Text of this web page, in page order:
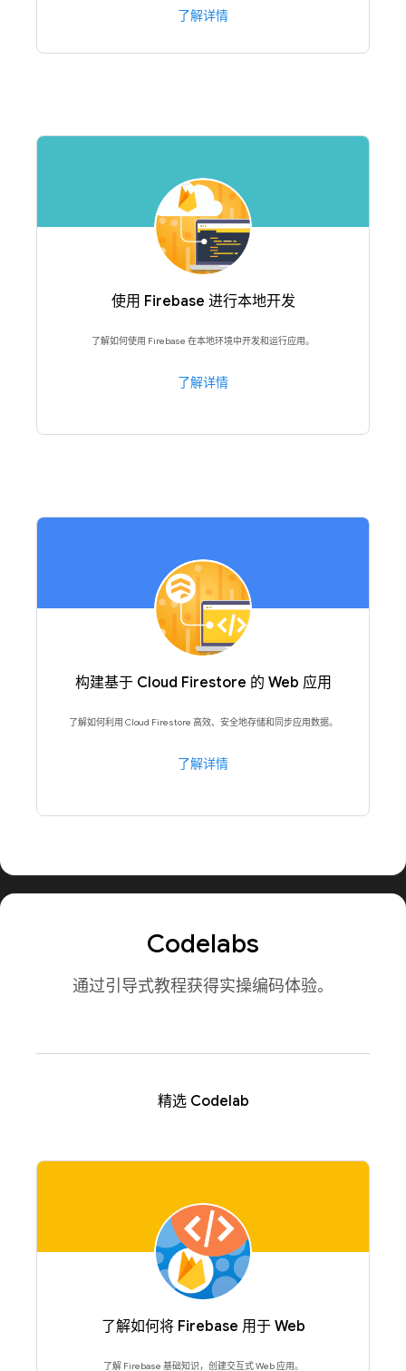
了解详情
使用 Firebase 进行本地开发
了解如何使用 Firebase 在本地环境中开发和运行应用。
了解详情
构建基于 Cloud Firestore 的 Web 应用
了解如何利用 Cloud Firestore 高效、安全地存储和同步应用数据。
了解详情
Codelabs
通过引导式教程获得实操编码体验。
精选 Codelab
了解如何将 Firebase 用于 Web
了解 Firebase 基础知识，创建交互式 Web 应用。